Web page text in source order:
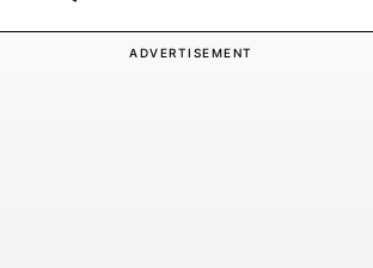
ADVERTISEMENT